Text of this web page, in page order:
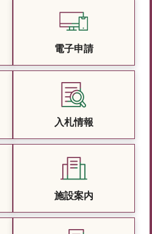
電子申請
入札情報
施設案内